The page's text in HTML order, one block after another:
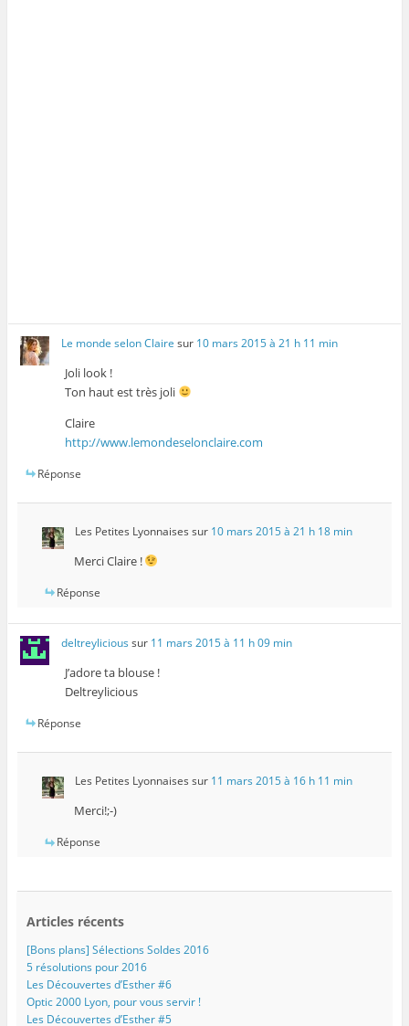
Le monde selon Claire sur 10 mars 2015 à 21 h 11 min
Joli look !
Ton haut est très joli
Claire
http://www.lemondeselonclaire.com
Réponse
Les Petites Lyonnaises sur 10 mars 2015 à 21 h 18 min
Merci Claire !
Réponse
deltreylicious sur 11 mars 2015 à 11 h 09 min
J’adore ta blouse !
Deltreylicious
Réponse
Les Petites Lyonnaises sur 11 mars 2015 à 16 h 11 min
Merci!;-)
Réponse
Articles récents
[Bons plans] Sélections Soldes 2016
5 résolutions pour 2016
Les Découvertes d’Esther #6
Optic 2000 Lyon, pour vous servir !
Les Découvertes d’Esther #5